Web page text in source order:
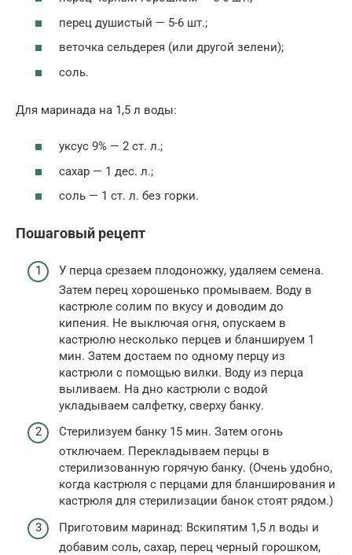
перец душистый — 5-6 шт.;
веточка сельдерея (или другой зелени);
соль.
Для маринада на 1,5 л воды:
уксус 9% — 2 ст. л.;
сахар — 1 дес. л.;
соль — 1 ст. л. без горки.
Пошаговый рецепт
У перца срезаем плодоножку, удаляем семена.
Затем перец хорошенько промываем. Воду в
кастрюле солим по вкусу и доводим до
кипения. Не выключая огня, опускаем в
кастрюлю несколько перцев и бланшируем 1
мин. Затем достаем по одному перцу из
кастрюли с помощью вилки. Воду из перца
выливаем. На дно кастрюли с водой
укладываем салфетку, сверху банку.
Стерилизуем банку 15 мин. Затем огонь
отключаем. Перекладываем перцы в
стерилизованную горячую банку. (Очень удобно,
когда кастрюля с перцами для бланширования и
кастрюля для стерилизации банок стоят рядом.)
Приготовим маринад: Вскипятим 1,5 л воды и
добавим соль, сахар, перец черный горошком,